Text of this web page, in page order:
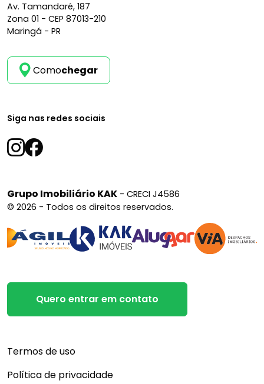
Av. Tamandaré, 187
Zona 01 - CEP 87013-210
Maringá - PR
Comochegar
Siga nas redes sociais
Grupo Imobiliário KAK - CRECI J4586
© 2026 - Todos os direitos reservados.
Quero entrar em contato
Termos de uso
Política de privacidade